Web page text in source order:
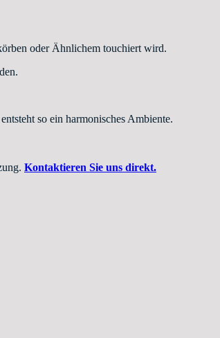
oder Ähnlichem touchiert wird.
so ein harmonisches Ambiente.
Kontaktieren Sie uns direkt.